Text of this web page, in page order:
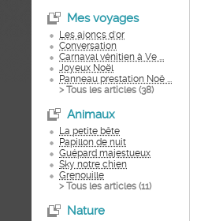
Mes voyages
Les ajoncs d'or
Conversation
Carnaval vénitien à Ve ...
Joyeux Noël
Panneau prestation Noë ...
> Tous les articles (38)
Animaux
La petite bête
Papillon de nuit
Guépard majestueux
Sky notre chien
Grenouille
> Tous les articles (11)
Nature